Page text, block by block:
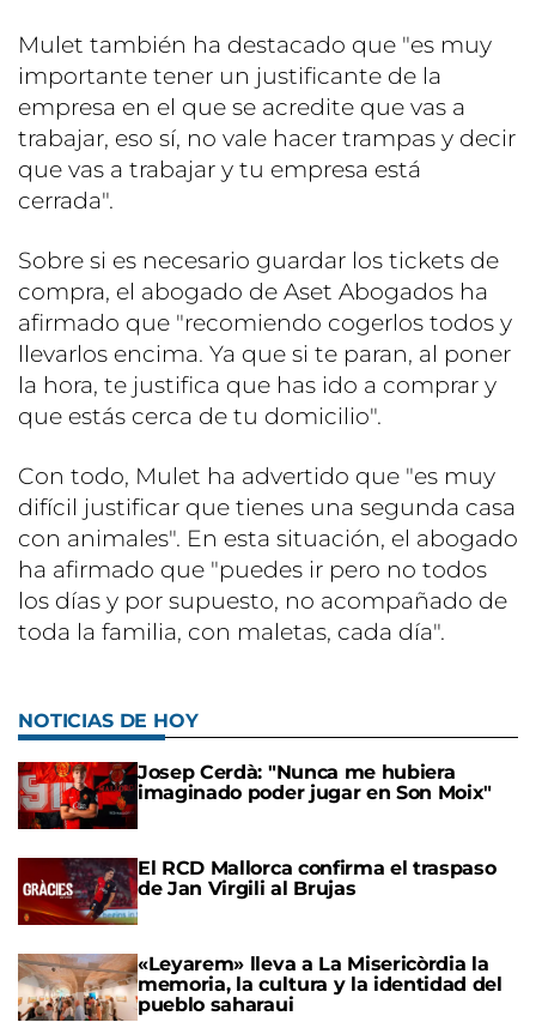
Mulet también ha destacado que "es muy
importante tener un justificante de la
empresa en el que se acredite que vas a
trabajar, eso sí, no vale hacer trampas y decir
que vas a trabajar y tu empresa está
cerrada".
Sobre si es necesario guardar los tickets de
compra, el abogado de Aset Abogados ha
afirmado que "recomiendo cogerlos todos y
llevarlos encima. Ya que si te paran, al poner
la hora, te justifica que has ido a comprar y
que estás cerca de tu domicilio".
Con todo, Mulet ha advertido que "es muy
difícil justificar que tienes una segunda casa
con animales". En esta situación, el abogado
ha afirmado que "puedes ir pero no todos
los días y por supuesto, no acompañado de
toda la familia, con maletas, cada día".
NOTICIAS DE HOY
Josep Cerdà: "Nunca me hubiera
imaginado poder jugar en Son Moix"
El RCD Mallorca confirma el traspaso
de Jan Virgili al Brujas
«Leyarem» lleva a La Misericòrdia la
memoria, la cultura y la identidad del
pueblo saharaui